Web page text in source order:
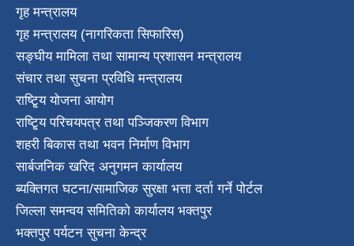
गृह मन्त्रालय
गृह मन्त्रालय (नागरिकता सिफारिस)
सङ्घीय मामिला तथा सामान्य प्रशासन मन्त्रालय
संचार तथा सुचना प्रविधि मन्त्रालय
राष्टि्ृय योजना आयोग
राष्टि्ृय परिचयपत्र तथा पञ्जिकरण विभाग
शहरी बिकास तथा भवन निर्माण विभाग
सार्बजनिक खरिद अनुगमन कार्यालय
ब्यक्तिगत घटना/सामाजिक सुरक्षा भत्ता दर्ता गर्ने पोर्टल
जिल्ला समन्वय समितिको कार्यालय भक्तपुर
भक्तपुर पर्यटन सुचना केन्द्र